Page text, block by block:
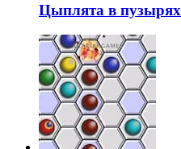
Цыплята в пузырях